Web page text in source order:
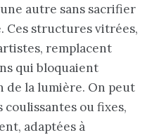
autre sans sacrifier
Ces structures vitrées,
remplacent
qui bloquaient
de la lumière. On peut
ou fixes,
adaptées à